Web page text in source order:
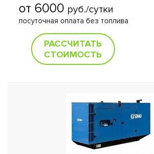
от 6000 руб./сутки
посуточная оплата без топлива
РАССЧИТАТЬ
СТОИМОСТЬ